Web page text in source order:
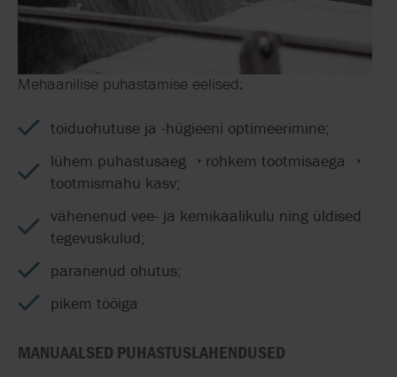
Mehaanilise puhastamise eelised:
toiduohutuse ja -hügieeni optimeerimine;
lühem puhastusaeg → rohkem tootmisaega →
tootmismahu kasv;
vähenenud vee- ja kemikaalikulu ning üldised
tegevuskulud;
paranenud ohutus;
pikem tööiga
MANUAALSED PUHASTUSLAHENDUSED